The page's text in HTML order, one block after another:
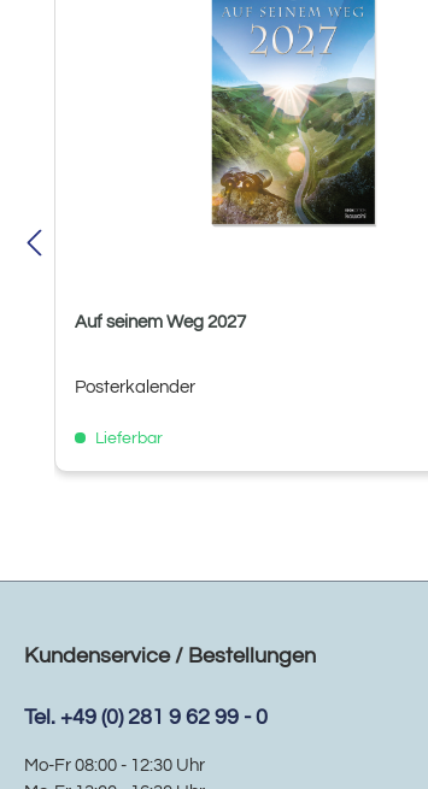
Auf seinem Weg 2027
Posterkalender
Lieferbar
Kundenservice / Bestellungen
Tel. +49 (0) 281 9 62 99 - 0
Mo-Fr 08:00 - 12:30 Uhr